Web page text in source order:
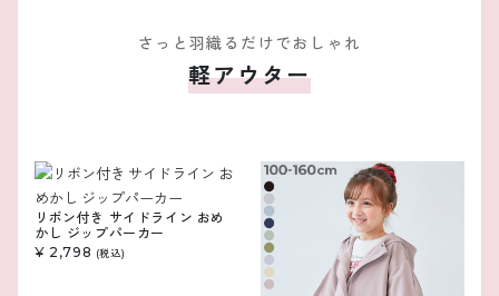
さっと羽織るだけでおしゃれ
軽アウター
リボン付き サイドライン おめ
かし ジップパーカー
¥ 2,798 (税込)